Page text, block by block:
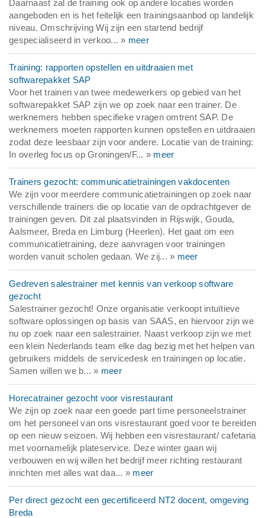
Daarnaast zal de training ook op andere locaties worden
aangeboden en is het feitelijk een trainingsaanbod op landelijk
niveau. Omschrijving Wij zijn een startend bedrijf
gespecialiseerd in verkoo... » meer
Training: rapporten opstellen en uitdraaien met
softwarepakket SAP
Voor het trainen van twee medewerkers op gebied van het
softwarepakket SAP zijn we op zoek naar een trainer. De
werknemers hebben specifieke vragen omtrent SAP. De
werknemers moeten rapporten kunnen opstellen en uitdraaien
zodat deze leesbaar zijn voor andere. Locatie van de training:
In overleg focus op Groningen/F... » meer
Trainers gezocht: communicatietrainingen vakdocenten
We zijn voor meerdere communicatietrainingen op zoek naar
verschillende trainers die op locatie van de opdrachtgever de
trainingen geven. Dit zal plaatsvinden in Rijswijk, Gouda,
Aalsmeer, Breda en Limburg (Heerlen). Het gaat om een
communicatietraining, deze aanvragen voor trainingen
worden vanuit scholen gedaan. We zij... » meer
Gedreven salestrainer met kennis van verkoop software
gezocht
Salestrainer gezocht! Onze organisatie verkoopt intuïtieve
software oplossingen op basis van SAAS, en hiervoor zijn we
nu op zoek naar een salestrainer. Naast verkoop zijn we met
een klein Nederlands team elke dag bezig met het helpen van
gebruikers middels de servicedesk en trainingen op locatie.
Samen willen we b... » meer
Horecatrainer gezocht voor visrestaurant
We zijn op zoek naar een goede part time personeelstrainer
om het personeel van ons visrestaurant goed voor te bereiden
op een nieuw seizoen. Wij hebben een visrestaurant/ cafetaria
met voornamelijk plateservice. Deze winter gaan wij
verbouwen en wij willen het bedrijf meer richting restaurant
inrichten met alles wat daa... » meer
Per direct gezocht een gecertificeerd NT2 docent, omgeving
Breda